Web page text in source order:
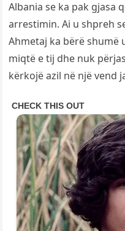
Albania se ka pak gjasa
arrestimin. Ai u shpreh
Ahmetaj ka bërë shumë
miqtë e tij dhe nuk
kërkojë azil në një vend